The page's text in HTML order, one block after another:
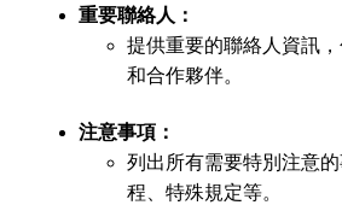
重要聯絡人：
提供重要的聯絡人資訊
和合作夥伴。
注意事項：
列出所有需要特別注意
程、特殊規定等。